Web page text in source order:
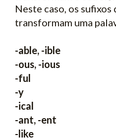
Neste caso, os
transformam uma
-able, -ible
-ous, -ious
-ful
-y
-ical
-ant, -ent
-like